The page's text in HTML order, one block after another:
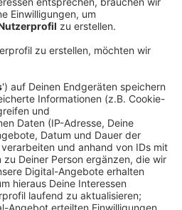
Gerade in den vergangenen
hier im Kreisgebiet geklaut.
war es ein gutes Dutzend.